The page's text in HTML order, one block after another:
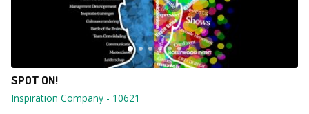
SPOT ON!
Inspiration Company - 10621